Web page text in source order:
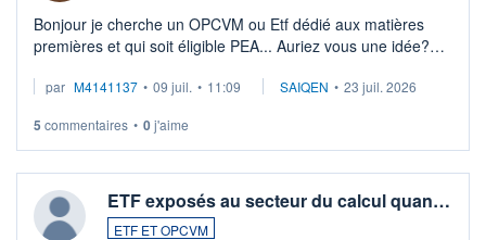
Bonjour je cherche un OPCVM ou Etf dédié aux matières
premières et qui soit éligible PEA... Auriez vous une idée?
par M4141137 • 09 juil. • 11:09 SAIQEN • 23 juil. 2026
5 commentaires • 0j'aime
ETF exposés au secteur du calcul quan…
ETF ET OPCVM